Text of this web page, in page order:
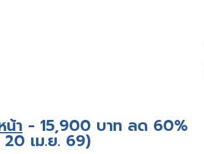
า - 15,900 บาท ลด 60%
เม.ย. 69)